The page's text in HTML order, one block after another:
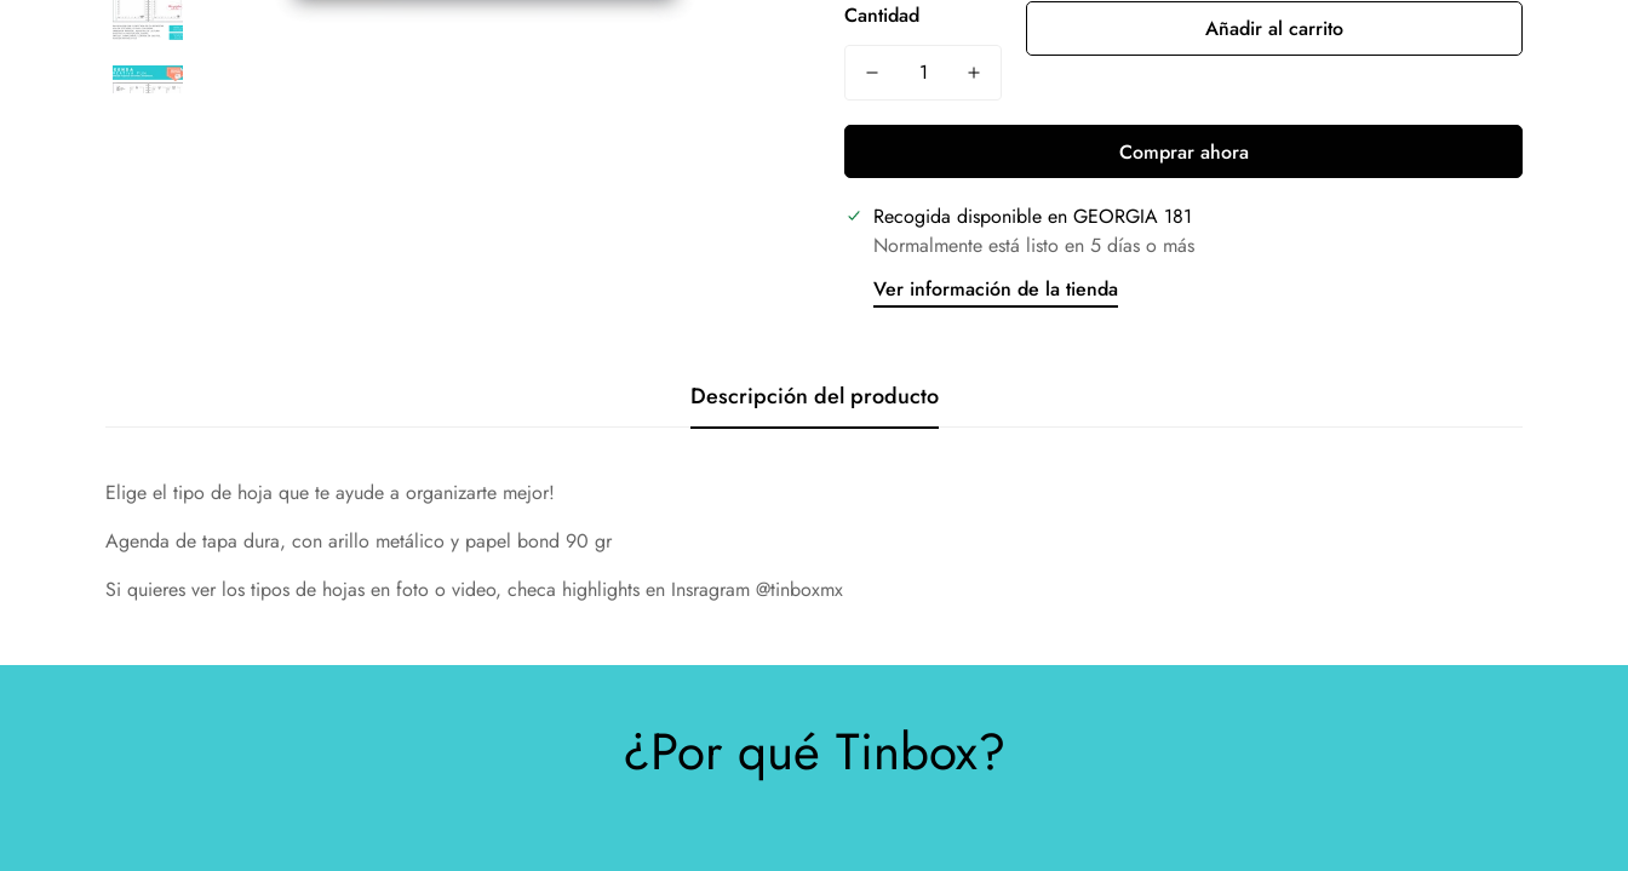
Cantidad Añadir al carrito
Comprar ahora
Recogida disponible en GEORGIA 181
Normalmente está listo en 5 días o más
Ver información de la tienda
Descripción del producto
Elige el tipo de hoja que te ayude a organizarte mejor!
Agenda de tapa dura, con arillo metálico y papel bond 90 gr
Si quieres ver los tipos de hojas en foto o video, checa highlights en Insragram @tinboxmx
¿Por qué Tinbox?